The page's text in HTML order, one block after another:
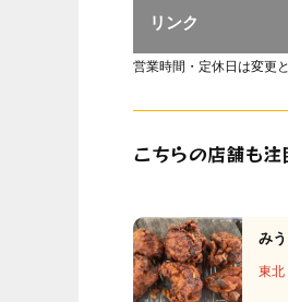
リンク
営業時間・定休日は変更
こちらの店舗も注
み
東北